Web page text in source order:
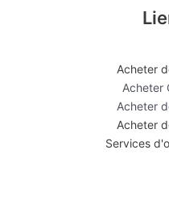
Acheter
Acheter
Acheter
Acheter
Services